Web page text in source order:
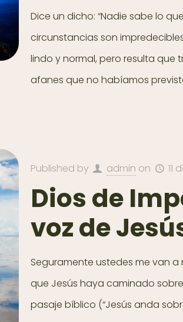
Dice un dicho: “Nadie sabe lo
circunstancias son
lindo y normal, pero resulta
afanes que no habíamos
Published by admin on 11
Dios de
voz de
Seguramente ustedes me van
que Jesús haya caminado
pasaje bíblico (“Jesús anda